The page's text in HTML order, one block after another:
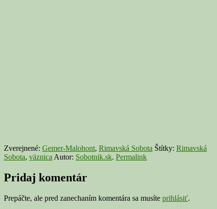
Zverejnené: Gemer-Malohont, Rimavská Sobota Štítky: Rimavská
Sobota, väznica Autor: Sobotnik.sk. Permalink
Pridaj komentár
Prepáčte, ale pred zanechaním komentára sa musíte prihlásiť.